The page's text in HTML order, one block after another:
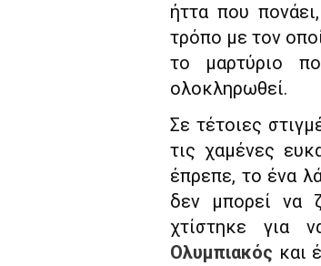
ήττα που
τρόπο με τον
το μαρτύριο
ολοκληρωθεί.
Σε τέτοιες
τις χαμένες
έπρεπε, το ένα
δεν μπορεί να
χτίστηκε για
Ολυμπιακός και